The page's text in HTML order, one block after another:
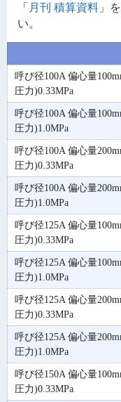
「 月刊 積算資料 」
い。
呼び径100A 偏心量
圧力)0.33MPa
呼び径100A 偏心量
圧力)1.0MPa
呼び径100A 偏心量
圧力)0.33MPa
呼び径100A 偏心量
圧力)1.0MPa
呼び径125A 偏心量
圧力)0.33MPa
呼び径125A 偏心量
圧力)1.0MPa
呼び径125A 偏心量
圧力)0.33MPa
呼び径125A 偏心量
圧力)1.0MPa
呼び径150A 偏心量
圧力)0.33MPa